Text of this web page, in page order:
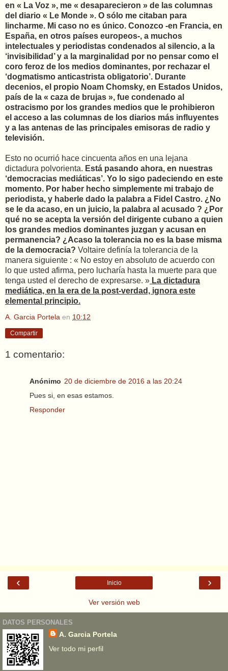
en « La Voz », me « desaparecieron » de las columnas
del diario « Le Monde ». O sólo me citaban para
lincharme. Mi caso no es único. Conozco -en Francia, en
España, en otros países europeos-, a muchos
intelectuales y periodistas condenados al silencio, a la
‘invisibilidad’ y a la marginalidad por no pensar como el
coro feroz de los medios dominantes, por rechazar el
‘dogmatismo anticastrista obligatorio’. Durante
decenios, el propio Noam Chomsky, en Estados Unidos,
país de la « caza de brujas », fue condenado al
ostracismo por los grandes medios que le prohibieron
el acceso a las columnas de los diarios más influyentes
y a las antenas de las principales emisoras de radio y
televisión.
Esto no ocurrió hace cincuenta años en una lejana
dictadura polvorienta. Está pasando ahora, en nuestras
‘democracias mediáticas’. Yo lo sigo padeciendo en este
momento. Por haber hecho simplemente mi trabajo de
periodista, y haberle dado la palabra a Fidel Castro. ¿No
se le da acaso, en un juicio, la palabra al acusado ? ¿Por
qué no se acepta la versión del dirigente cubano a quien
los grandes medios dominantes juzgan y acusan en
permanencia? ¿Acaso la tolerancia no es la base misma
de la democracia? Voltaire definía la tolerancia de la
manera siguiente : « No estoy en absoluto de acuerdo con
lo que usted afirma, pero lucharía hasta la muerte para que
tenga usted el derecho de expresarse. » La dictadura
mediática, en la era de la post-verdad, ignora este
elemental principio.
A. Garcia Portela en 10:12
Compartir
1 comentario:
Anónimo 20 de diciembre de 2016 a las 20:24
Pues si, en esas estamos.
Responder
‹ ›
Inicio
Ver versión web
DATOS PERSONALES
A. Garcia Portela
Ver todo mi perfil